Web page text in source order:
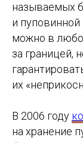
называемых
и
можно в
за границей,
их
В 2006 году
на хранение